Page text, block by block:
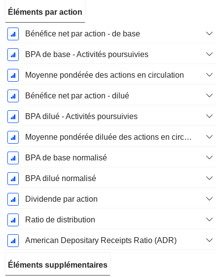
Éléments par action
Bénéfice net par action - de base
BPA de base - Activités poursuivies
Moyenne pondérée des actions en circulation
Bénéfice net par action - dilué
BPA dilué - Activités poursuivies
Moyenne pondérée diluée des actions en circulation
BPA de base normalisé
BPA dilué normalisé
Dividende par action
Ratio de distribution
American Depositary Receipts Ratio (ADR)
Éléments supplémentaires